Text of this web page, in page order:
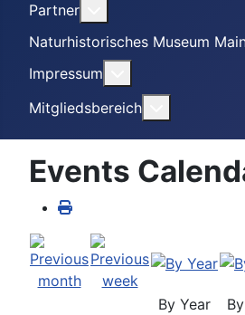
Partner
Naturhistorisches Museum
Impressum
Mitgliedsbereich
Events
By Year